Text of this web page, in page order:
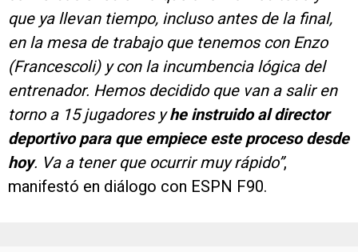
que ya llevan tiempo, incluso antes de la final,
en la mesa de trabajo que tenemos con Enzo
(Francescoli) y con la incumbencia lógica del
entrenador. Hemos decidido que van a salir en
torno a 15 jugadores yhe instruido al director
deportivo para que empiece este proceso desde
hoy. Va a tener que ocurrir muy rápido”,
manifestó en diálogo con ESPN F90.